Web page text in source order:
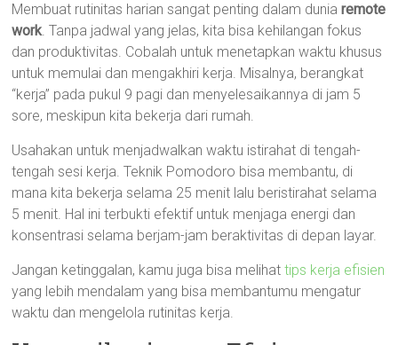
Membuat rutinitas harian sangat penting dalam duniaremote
work. Tanpa jadwal yang jelas, kita bisa kehilangan fokus
dan produktivitas. Cobalah untuk menetapkan waktu khusus
untuk memulai dan mengakhiri kerja. Misalnya, berangkat
“kerja” pada pukul 9 pagi dan menyelesaikannya di jam 5
sore, meskipun kita bekerja dari rumah.
Usahakan untuk menjadwalkan waktu istirahat di tengah-
tengah sesi kerja. Teknik Pomodoro bisa membantu, di
mana kita bekerja selama 25 menit lalu beristirahat selama
5 menit. Hal ini terbukti efektif untuk menjaga energi dan
konsentrasi selama berjam-jam beraktivitas di depan layar.
Jangan ketinggalan, kamu juga bisa melihattips kerja efisien
yang lebih mendalam yang bisa membantumu mengatur
waktu dan mengelola rutinitas kerja.